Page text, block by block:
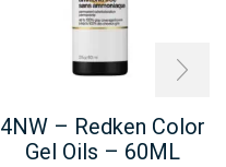
4NW – Redken Color
Gel Oils – 60ML